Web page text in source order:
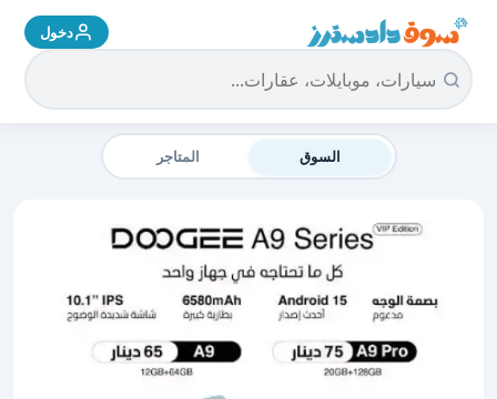
سوق دادسترز الرئيسية دخول
السوق المتاجر